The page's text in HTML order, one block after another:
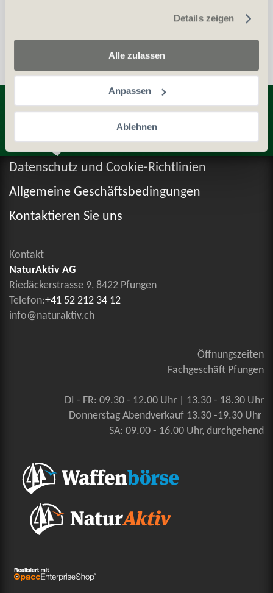
Details zeigen
Alle zulassen
Anpassen
Ablehnen
Entdecken Sie weitere Produkte
Datenschutz und Cookie-Richtlinien
Allgemeine Geschäftsbedingungen
Kontaktieren Sie uns
Kontakt
NaturAktiv AG
Riedäckerstrasse 9, 8422 Pfungen
Telefon:+41 52 212 34 12
info@naturaktiv.ch
Öffnungszeiten
Fachgeschäft Pfungen
DI - FR: 09.30 - 12.00 Uhr | 13.30 - 18.30 Uhr
Donnerstag Abendverkauf 13.30 -19.30 Uhr
SA: 09.00 - 16.00 Uhr, durchgehend